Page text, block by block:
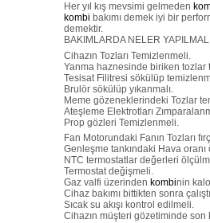
Her yıl kış mevsimi gelmeden
kombi bakımı demek iyi bir
demektir.
BAKIMLARDA NELER
Cihazın Tozları Temizlenmeli.
Yanma haznesinde biriken
Tesisat Filitresi sökülüp
Brulör sökülüp yıkanmalı.
Meme gözeneklerindeki Tozlar
Ateşleme Elektrotları
Prop gözleri Temizlenmeli.
Fan Motorundaki Fanın Tozları
Genleşme tankındaki Hava
NTC termostatlar değerleri
Termostat değişmeli.
Gaz valfi üzerinden kombinin
Cihaz bakımı bittikten sonra
Sıcak su akışı kontrol edilmeli.
Cihazın müşteri gözetiminde son